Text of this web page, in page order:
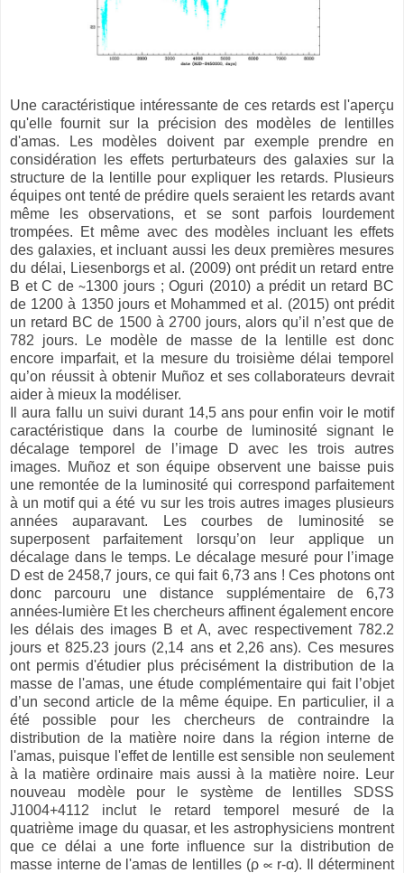
Une caractéristique intéressante de ces retards est l'aperçu
qu'elle fournit sur la précision des modèles de lentilles
d'amas. Les modèles doivent par exemple prendre en
considération les effets perturbateurs des galaxies sur la
structure de la lentille pour expliquer les retards. Plusieurs
équipes ont tenté de prédire quels seraient les retards avant
même les observations, et se sont parfois lourdement
trompées. Et même avec des modèles incluant les effets
des galaxies, et incluant aussi les deux premières mesures
du délai, Liesenborgs et al. (2009) ont prédit un retard entre
B et C de ∼1300 jours ; Oguri (2010) a prédit un retard BC
de 1200 à 1350 jours et Mohammed et al. (2015) ont prédit
un retard BC de 1500 à 2700 jours, alors qu’il n’est que de
782 jours. Le modèle de masse de la lentille est donc
encore imparfait, et la mesure du troisième délai temporel
qu’on réussit à obtenir Muñoz et ses collaborateurs devrait
aider à mieux la modéliser.
Il aura fallu un suivi durant 14,5 ans pour enfin voir le motif
caractéristique dans la courbe de luminosité signant le
décalage temporel de l’image D avec les trois autres
images. Muñoz et son équipe observent une baisse puis
une remontée de la luminosité qui correspond parfaitement
à un motif qui a été vu sur les trois autres images plusieurs
années auparavant. Les courbes de luminosité se
superposent parfaitement lorsqu’on leur applique un
décalage dans le temps. Le décalage mesuré pour l’image
D est de 2458,7 jours, ce qui fait 6,73 ans ! Ces photons ont
donc parcouru une distance supplémentaire de 6,73
années-lumière Et les chercheurs affinent également encore
les délais des images B et A, avec respectivement 782.2
jours et 825.23 jours (2,14 ans et 2,26 ans). Ces mesures
ont permis d'étudier plus précisément la distribution de la
masse de l'amas, une étude complémentaire qui fait l’objet
d’un second article de la même équipe. En particulier, il a
été possible pour les chercheurs de contraindre la
distribution de la matière noire dans la région interne de
l'amas, puisque l'effet de lentille est sensible non seulement
à la matière ordinaire mais aussi à la matière noire. Leur
nouveau modèle pour le système de lentilles SDSS
J1004+4112 inclut le retard temporel mesuré de la
quatrième image du quasar, et les astrophysiciens montrent
que ce délai a une forte influence sur la distribution de
masse interne de l'amas de lentilles (ρ ∝ r-α). Il déterminent